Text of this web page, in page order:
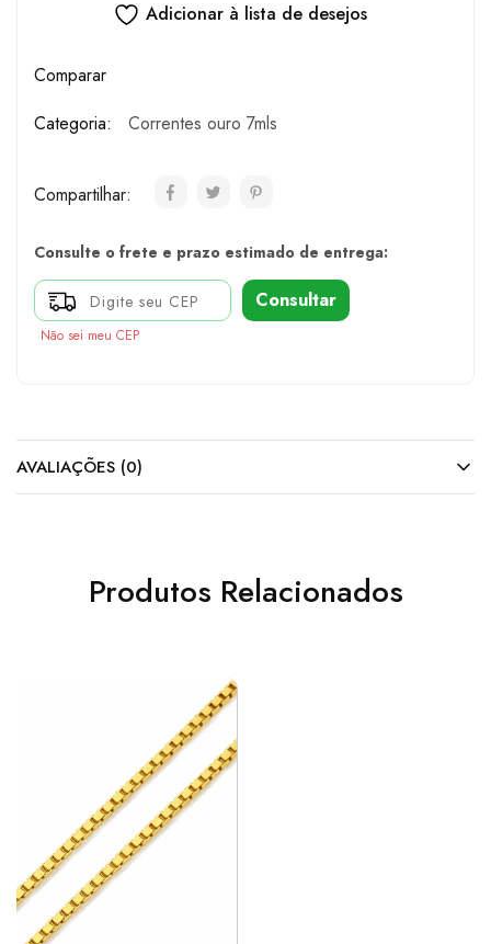
Adicionar à lista de desejos
Comparar
Categoria:
Correntes ouro 7mls
Compartilhar:
Consulte o frete e prazo estimado de entrega:
Consultar
Não sei meu CEP
AVALIAÇÕES (0)
Produtos Relacionados